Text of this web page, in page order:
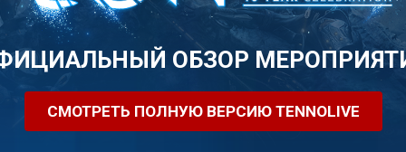
ОБЗОР
СМОТРЕТЬ ПОЛНУЮ ВЕРСИЮ TENNOLIVE